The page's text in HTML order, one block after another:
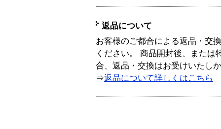
返品について
お客様のご都合による返品・交
ください。 商品開封後、または
合、返品・交換はお受けいたし
⇒返品について詳しくはこちら